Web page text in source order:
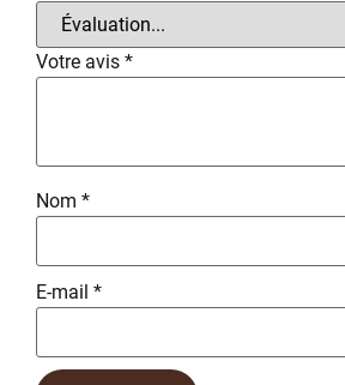
Votre avis *
Nom *
E-mail *